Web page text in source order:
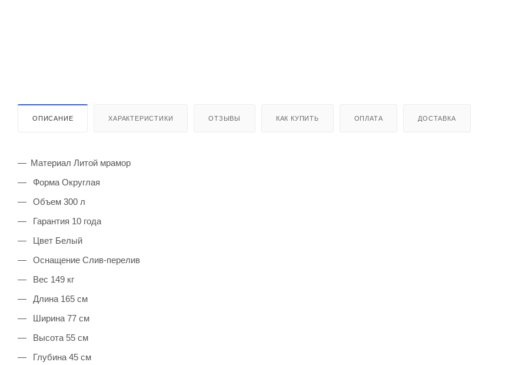
ОПИСАНИЕ ХАРАКТЕРИСТИКИ ОТЗЫВЫ КАК КУПИТЬ ОПЛАТА ДОСТАВКА
Материал Литой мрамор
Форма Округлая
Объем 300 л
Гарантия 10 года
Цвет Белый
Оснащение Слив-перелив
Вес 149 кг
Длина 165 см
Ширина 77 см
Высота 55 см
Глубина 45 см